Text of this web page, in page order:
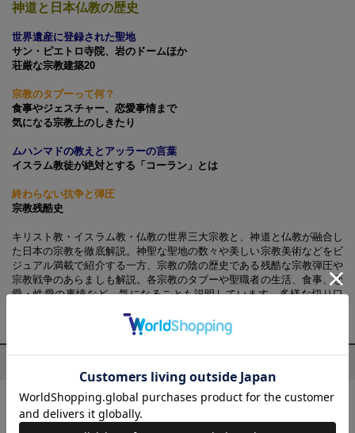
神道と日本仏教の歴史
世界遺産に登録された聖地
サン・ピエトロ寺院、岩のドームほか
荘厳な宗教建築20
宗教のタブーって何？
食事やジェスチャー、恋愛事情まで
気になる宗教上のしきたり
ムハンマドの教えとアッラーの言葉
イスラム教徒が絶対とする「コーラン」とは
終わらない抗争と弾圧
宗教残酷史
キリスト教・イスラム教・仏教の世界三大宗教と、神道と仏教が融合し
た日本の宗教を徹底解説。神聖な聖地の数々や美しい宗教美術などをビ
ジュアル満載で紹介する一方、宗教の陰の歴史である残酷な宗教弾圧や
宗教戦争のあらましも解説。各宗教のタブーや聖職者の生活、食事、恋
愛・性愛の事情など、気になることも説明しています。多様な切り口
プロフィール
かみゆ歴史編集部 (かみゆれきしへんしゅうぶ )
歴史関連の書籍・雑誌・ウェブ・デジタル媒体の編集制作を行